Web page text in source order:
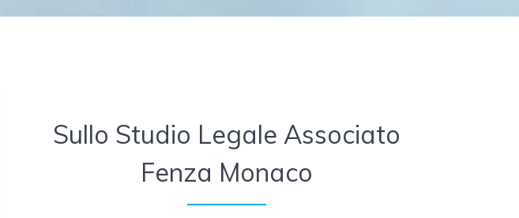
Sullo Studio Legale Associato
Fenza Monaco